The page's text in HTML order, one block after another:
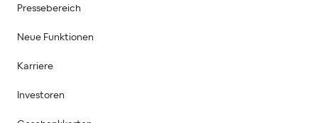
Pressebereich
Neue Funktionen
Karriere
Investoren